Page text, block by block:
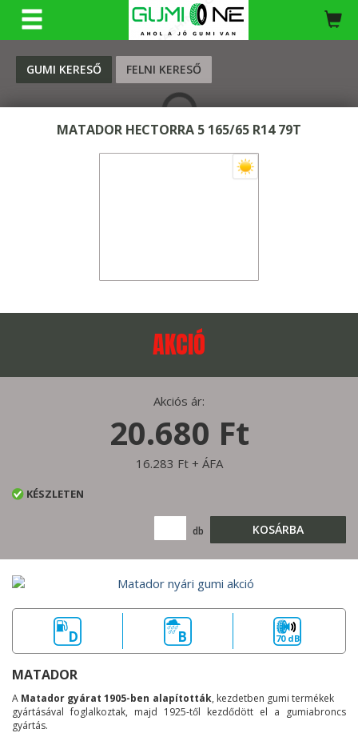
GUMI KERESŐ FELNI KERESŐ
KERESÉS
MATADOR HECTORRA 5 165/65 R14 79T
AKCIÓ
Akciós ár:
20.680 Ft
16.283 Ft + ÁFA
KÉSZLETEN
db KOSÁRBA
D B 70 dB
MATADOR
A Matador gyárat 1905-ben alapították, kezdetben gumi termékek
gyártásával foglalkoztak, majd 1925-től kezdődött el a gumiabroncs
gyártás.